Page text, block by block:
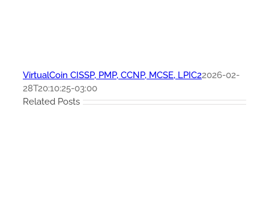
VirtualCoin CISSP, PMP, CCNP, MCSE, LPIC22026-02-
28T20:10:25-03:00
Related Posts